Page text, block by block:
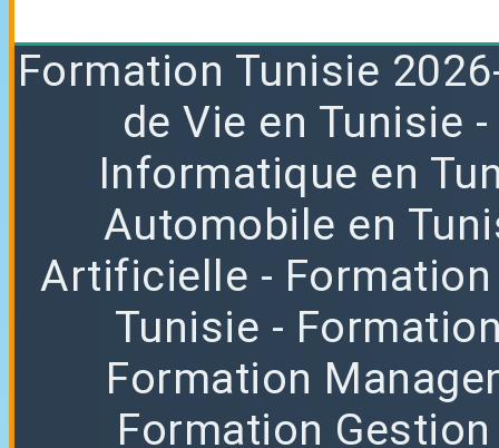
Formation Tunisie
de Vie en Tunisie -
Informatique en
Automobile en
Artificielle -
Tunisie -
Formation
Formation Gestion